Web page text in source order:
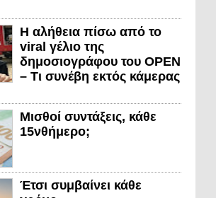
Η αλήθεια πίσω από το
viral γέλιο της
δημοσιογράφου του OPEN
– Τι συνέβη εκτός κάμερας
Μισθοί συντάξεις, κάθε
15νθήμερο;
Έτσι συμβαίνει κάθε